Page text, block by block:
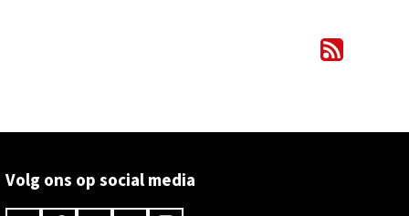
Volg ons op social media